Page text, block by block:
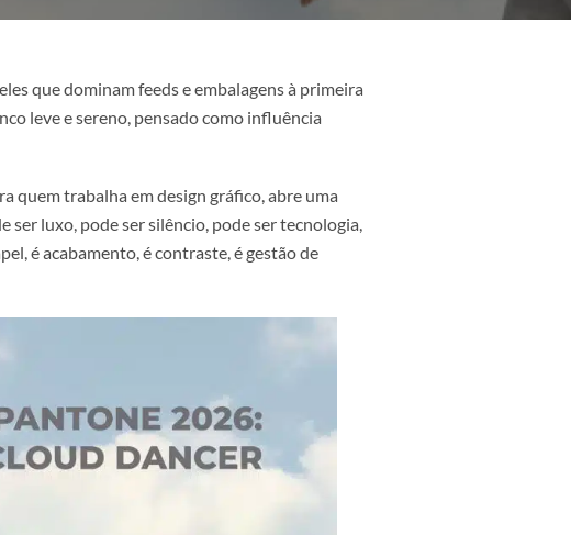
daqueles que dominam feeds e embalagens à primeira
um branco leve e sereno, pensado como influência
e, para quem trabalha em design gráfico, abre uma
tinta: é papel, é acabamento, é contraste, é gestão de